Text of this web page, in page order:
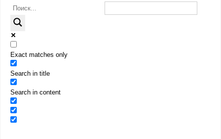
Exact matches only
Search in title
Search in content